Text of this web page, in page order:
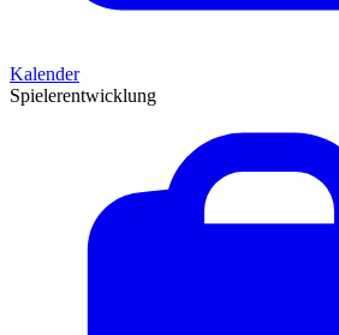
Kalender
Spielerentwicklung